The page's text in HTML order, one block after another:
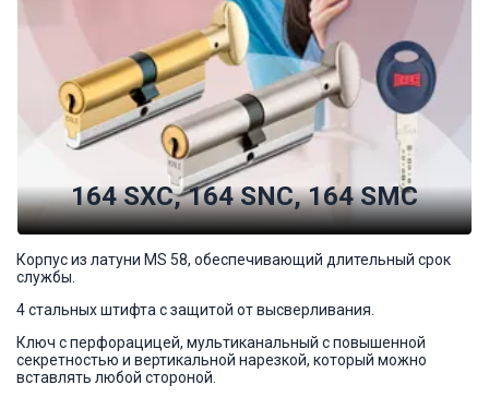
164 SXC, 164 SNC, 164 SMC
Корпус из латуни MS 58, обеспечивающий длительный срок
службы.
4 стальных штифта с защитой от высверливания.
Ключ с перфорацицей, мультиканальный с повышенной
секретностью и вертикальной нарезкой, который можно
вставлять любой стороной.